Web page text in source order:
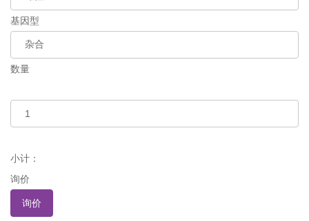
基因型
数量
小计：
询价
询价